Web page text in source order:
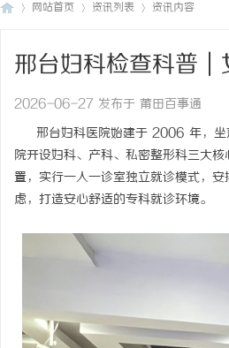
网站首页 资讯列表 资讯内容
邢台妇科检查科普
2026-06-27 发布于 莆田百事通
邢台妇科医院始建于 2006 年，坐
院开设妇科、产科、私密整形科三大
置，实行一人一诊室独立就诊模式，
虑，打造安心舒适的专科就诊环境。